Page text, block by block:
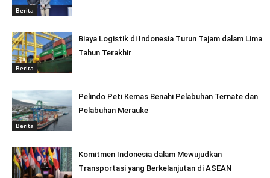
Berita
Berita
Biaya Logistik di Indonesia Turun Tajam dalam Lima
Tahun Terakhir
Berita
Pelindo Peti Kemas Benahi Pelabuhan Ternate dan
Pelabuhan Merauke
Komitmen Indonesia dalam Mewujudkan
Transportasi yang Berkelanjutan di ASEAN